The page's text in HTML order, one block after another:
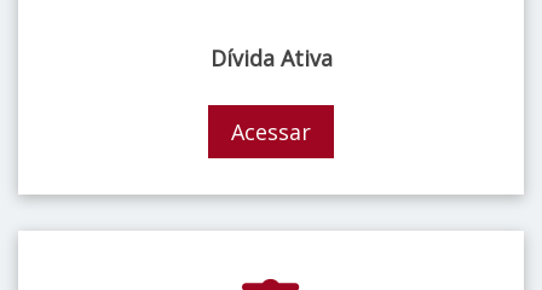
Dívida Ativa
Acessar